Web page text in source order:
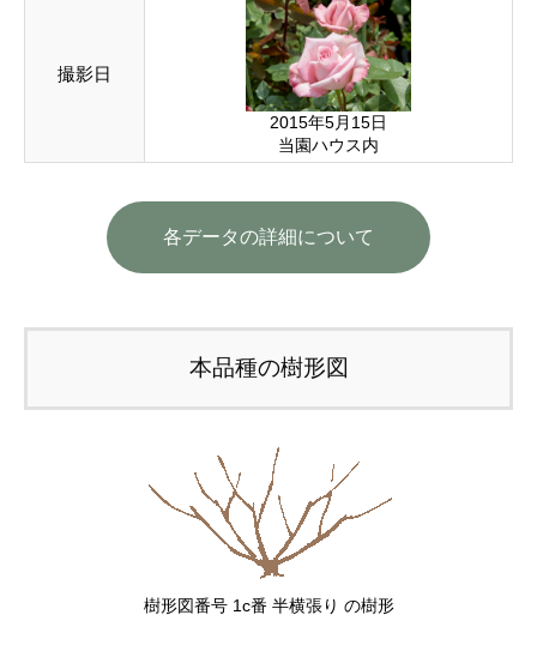
撮影日
2015年5月15日
当園ハウス内
各データの詳細について
本品種の樹形図
樹形図番号 1c番 半横張り の樹形